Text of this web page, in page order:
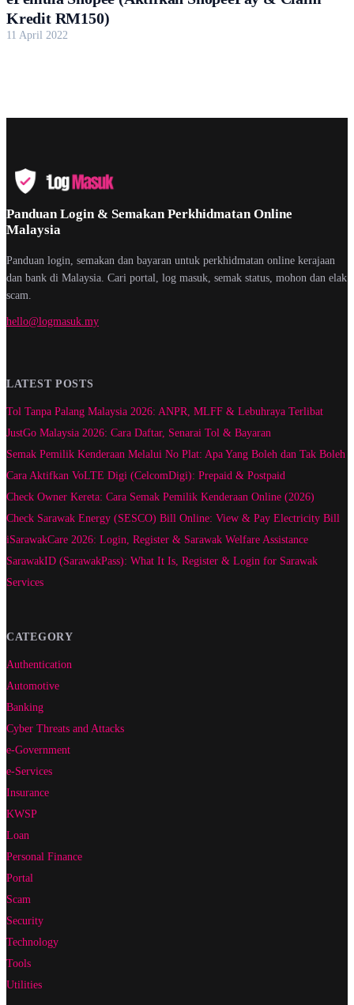
Kredit RM150)
11 April 2022
Panduan Login & Semakan Perkhidmatan Online
Malaysia
Panduan login, semakan dan bayaran untuk perkhidmatan online kerajaan
dan bank di Malaysia. Cari portal, log masuk, semak status, mohon dan elak
scam.
hello@logmasuk.my
LATEST POSTS
Tol Tanpa Palang Malaysia 2026: ANPR, MLFF & Lebuhraya Terlibat
JustGo Malaysia 2026: Cara Daftar, Senarai Tol & Bayaran
Semak Pemilik Kenderaan Melalui No Plat: Apa Yang Boleh dan Tak Boleh
Cara Aktifkan VoLTE Digi (CelcomDigi): Prepaid & Postpaid
Check Owner Kereta: Cara Semak Pemilik Kenderaan Online (2026)
Check Sarawak Energy (SESCO) Bill Online: View & Pay Electricity Bill
iSarawakCare 2026: Login, Register & Sarawak Welfare Assistance
SarawakID (SarawakPass): What It Is, Register & Login for Sarawak
Services
CATEGORY
Authentication
Automotive
Banking
Cyber Threats and Attacks
e-Government
e-Services
Insurance
KWSP
Loan
Personal Finance
Portal
Scam
Security
Technology
Tools
Utilities